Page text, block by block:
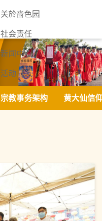
关於啬色园
社会责任
新闻中心
活动日志
联络我们
宗教事务架构 黄大仙信